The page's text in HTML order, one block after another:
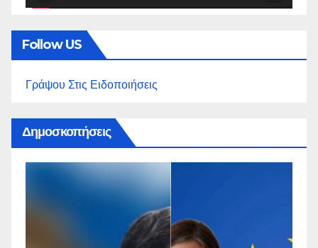
Follow US
Γράψου Στις Ειδοποιήσεις
Δημοσκοπήσεις